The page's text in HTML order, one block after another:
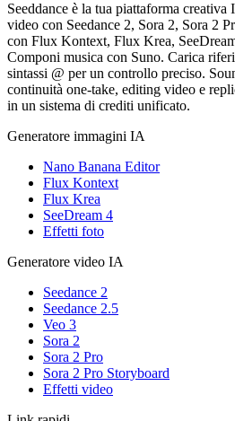
Seeddance è la tua piattaforma
video con Seedance 2, Sora 2, Sora 2
con Flux Kontext, Flux Krea,
Componi musica con Suno. Carica
sintassi @ per un controllo preciso.
continuità one-take, editing video e
in un sistema di crediti unificato.
Generatore immagini IA
Nano Banana Editor
Flux Kontext
Flux Krea
SeeDream 4
Effetti foto
Generatore video IA
Seedance 2
Seedance 2.5
Veo 3
Sora 2
Sora 2 Pro
Sora 2 Pro Storyboard
Effetti video